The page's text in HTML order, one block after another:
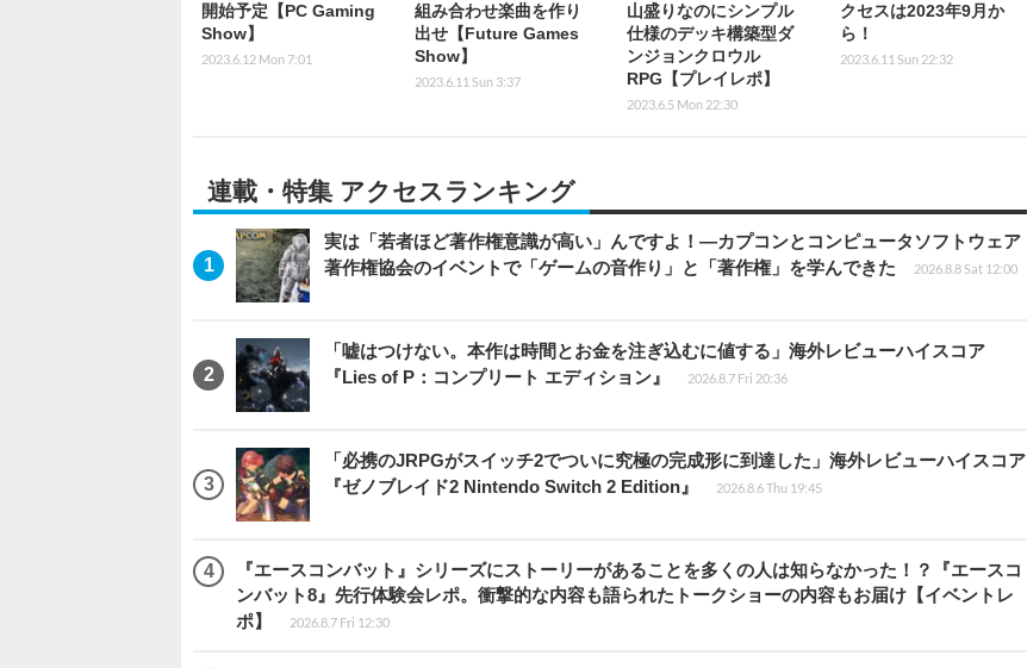
開始予定【PC Gaming
Show】
2023.6.12 Mon 7:01
組み合わせ楽曲を作り
出せ【Future Games
Show】
2023.6.11 Sun 3:37
山盛りなのにシンプル
仕様のデッキ構築型ダ
ンジョンクロウル
RPG【プレイレポ】
2023.6.5 Mon 22:30
クセスは2023年9月か
ら！
2023.6.11 Sun 22:32
連載・特集 アクセスランキング
実は「若者ほど著作権意識が高い」んですよ！―カプコンとコンピュータソフトウェア
著作権協会のイベントで「ゲームの音作り」と「著作権」を学んできた
2026.8.8 Sat 12:00
「嘘はつけない。本作は時間とお金を注ぎ込むに値する」海外レビューハイスコア
『Lies of P：コンプリート エディション』
2026.8.7 Fri 20:36
「必携のJRPGがスイッチ2でついに究極の完成形に到達した」海外レビューハイスコア
『ゼノブレイド2 Nintendo Switch 2 Edition』
2026.8.6 Thu 19:45
『エースコンバット』シリーズにストーリーがあることを多くの人は知らなかった！？『エースコ
ンバット8』先行体験会レポ。衝撃的な内容も語られたトークショーの内容もお届け【イベントレ
ポ】
2026.8.7 Fri 12:30